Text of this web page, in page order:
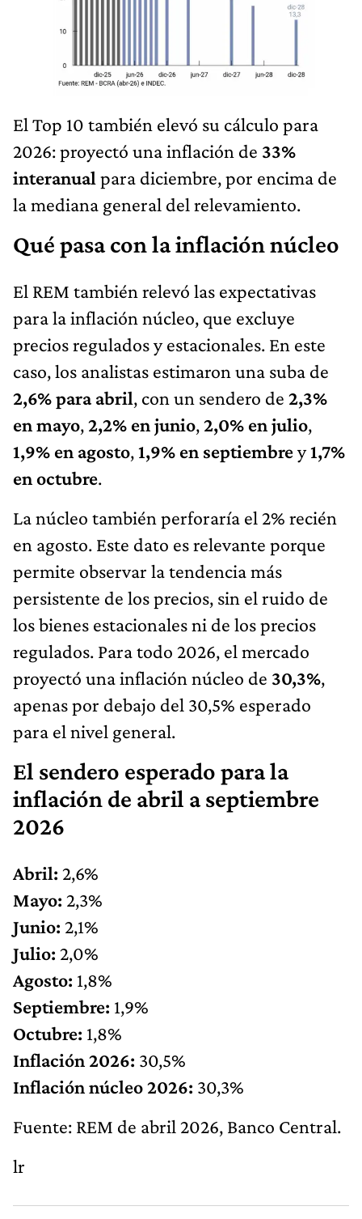
El Top 10 también elevó su cálculo para
2026: proyectó una inflación de 33%
interanual para diciembre, por encima de
la mediana general del relevamiento.
Qué pasa con la inflación núcleo
El REM también relevó las expectativas
para la inflación núcleo, que excluye
precios regulados y estacionales. En este
caso, los analistas estimaron una suba de
2,6% para abril, con un sendero de 2,3%
en mayo,2,2% en junio,2,0% en julio,
1,9% en agosto,1,9% en septiembrey1,7%
en octubre.
La núcleo también perforaría el 2% recién
en agosto. Este dato es relevante porque
permite observar la tendencia más
persistente de los precios, sin el ruido de
los bienes estacionales ni de los precios
regulados. Para todo 2026, el mercado
proyectó una inflación núcleo de 30,3%,
apenas por debajo del 30,5% esperado
para el nivel general.
El sendero esperado para la
inflación de abril a septiembre
2026
Abril: 2,6%
Mayo: 2,3%
Junio: 2,1%
Julio: 2,0%
Agosto: 1,8%
Septiembre: 1,9%
Octubre: 1,8%
Inflación 2026: 30,5%
Inflación núcleo 2026: 30,3%
Fuente: REM de abril 2026, Banco Central.
lr